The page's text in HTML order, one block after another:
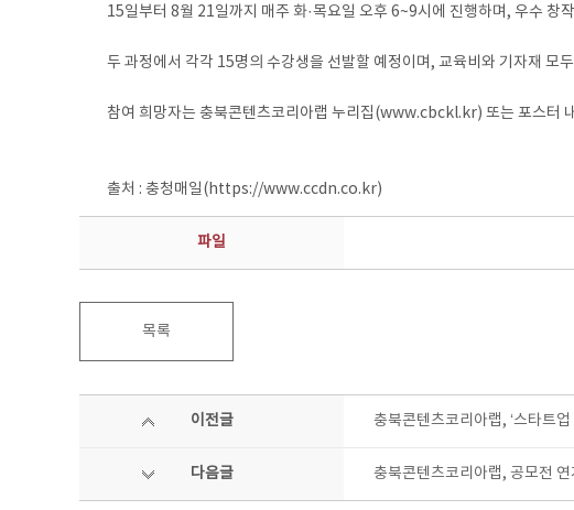
15일부터 8월 21일까지 매주 화·목요일 오후 6~9시에 진행하며, 우수 창
두 과정에서 각각 15명의 수강생을 선발할 예정이며, 교육비와 기자재 모
참여 희망자는 충북콘텐츠코리아랩 누리집(www.cbckl.kr) 또는 포스터
출처 : 충청매일(https://www.ccdn.co.kr)
파일
목록
이전글 충북콘텐츠코리아랩, ‘스타트업
다음글 충북콘텐츠코리아랩, 공모전